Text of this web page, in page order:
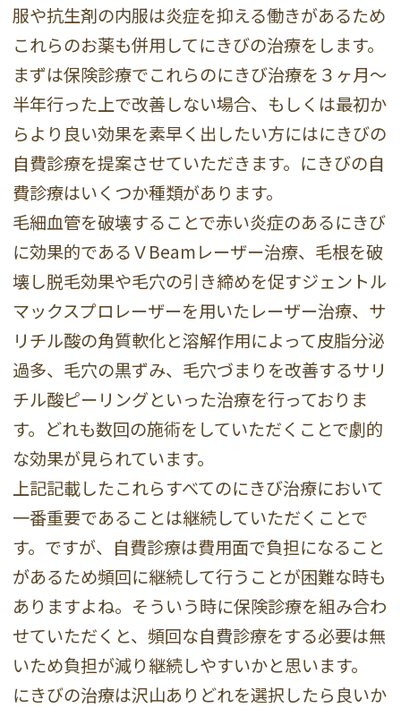
服や抗生剤の内服は炎症を抑える働きがあるため
これらのお薬も併用してにきびの治療をします。
まずは保険診療でこれらのにきび治療を３ヶ月～
半年行った上で改善しない場合、もしくは最初か
らより良い効果を素早く出したい方にはにきびの
自費診療を提案させていただきます。にきびの自
費診療はいくつか種類があります。
毛細血管を破壊することで赤い炎症のあるにきび
に効果的であるＶBeamレーザー治療、毛根を破
壊し脱毛効果や毛穴の引き締めを促すジェントル
マックスプロレーザーを用いたレーザー治療、サ
リチル酸の角質軟化と溶解作用によって皮脂分泌
過多、毛穴の黒ずみ、毛穴づまりを改善するサリ
チル酸ピーリングといった治療を行っておりま
す。どれも数回の施術をしていただくことで劇的
な効果が見られています。
上記記載したこれらすべてのにきび治療において
一番重要であることは継続していただくことで
す。ですが、自費診療は費用面で負担になること
があるため頻回に継続して行うことが困難な時も
ありますよね。そういう時に保険診療を組み合わ
せていただくと、頻回な自費診療をする必要は無
いため負担が減り継続しやすいかと思います。
にきびの治療は沢山ありどれを選択したら良いか